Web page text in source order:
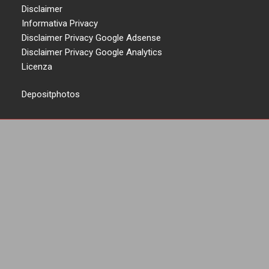
Disclaimer
Informativa Privacy
Disclaimer Privacy Google Adsense
Disclaimer Privacy Google Analytics
Licenza
Depositphotos